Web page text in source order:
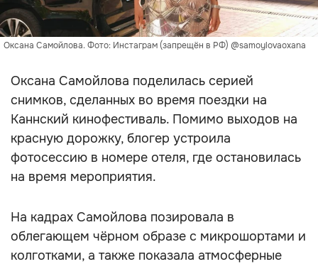
Оксана Самойлова. Фото: Инстаграм (запрещён в РФ) @samoylovaoxana
Оксана Самойлова поделилась серией
снимков, сделанных во время поездки на
Каннский кинофестиваль. Помимо выходов на
красную дорожку, блогер устроила
фотосессию в номере отеля, где остановилась
на время мероприятия.
На кадрах Самойлова позировала в
облегающем чёрном образе с микрошортами и
колготками, а также показала атмосферные